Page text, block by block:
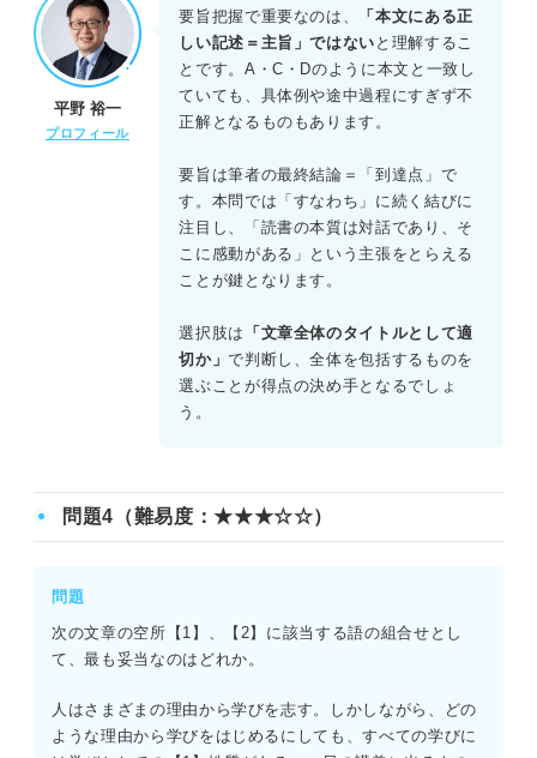
本文では、読書の動機の多様性を認めつつ、その共通の本
質として「自己の変容」や「対話」の感情を挙げ、最終的
にそこに読書の感動があると結論づけている。Eがその主旨
を最もよくまとめている。
平野 裕一
プロフィール
要旨把握で重要なのは、
「本文にある正
しい記述＝主旨」ではない と理解するこ
とです。A・C・Dのように本文と一致し
ていても、具体例や途中過程にすぎず不
正解となるものもあります。
要旨は筆者の最終結論＝「到達点」で
す。本問では「すなわち」に続く結びに
注目し、「読書の本質は対話であり、そ
こに感動がある」という主張をとらえる
ことが鍵となります。
選択肢は 「文章全体のタイトルとして適
切か」で判断し、全体を包括するものを
選ぶことが得点の決め手となるでしょ
う。
問題4（難易度：★★★☆☆）
問題
次の文章の空所【1】、【2】に該当する語の組合せとし
て、最も妥当なのはどれか。
人はさまざまの理由から学びを志す。しかしながら、どの
ような理由から学びをはじめるにしても、すべての学びに